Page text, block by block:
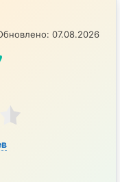
07.08.2026